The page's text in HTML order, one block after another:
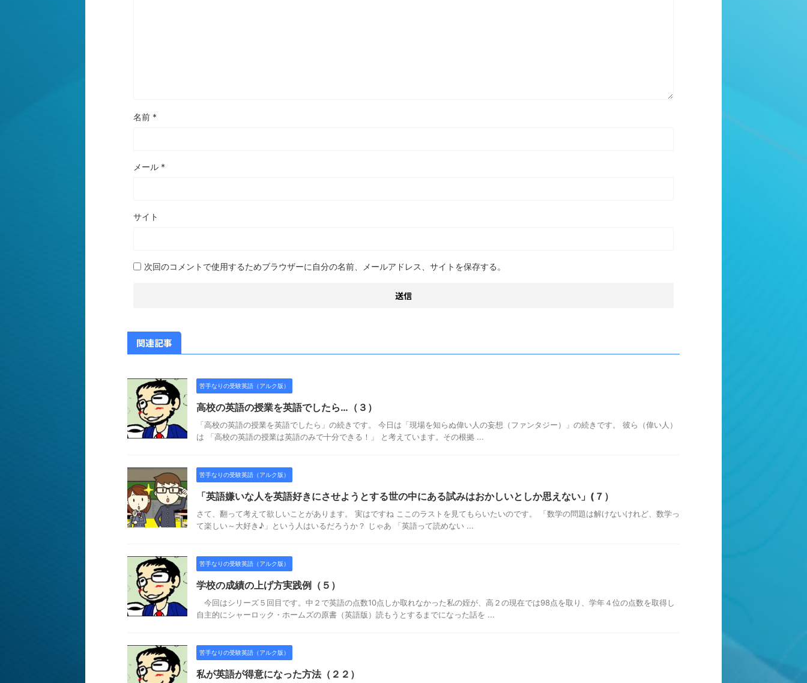
名前 *
メール *
サイト
次回のコメントで使用するためブラウザーに自分の名前、メールアドレス、サイトを保存する。
関連記事
苦手なりの受験英語（アルク版）
高校の英語の授業を英語でしたら…（３）
「高校の英語の授業を英語でしたら」の続きです。 今日は「現場を知らぬ偉い人の妄想（ファンタジー）」の続きです。 彼ら（偉い人）
は 「高校の英語の授業は英語のみで十分できる！」 と考えています。その根拠 ...
苦手なりの受験英語（アルク版）
「英語嫌いな人を英語好きにさせようとする世の中にある試みはおかしいとしか思えない」(７）
さて、翻って考えて欲しいことがあります。 実はですね ここのラストを見てもらいたいのです。 「数学の問題は解けないけれど、数学っ
て楽しい～大好き♪」という人はいるだろうか？ じゃあ 「英語って読めない ...
苦手なりの受験英語（アルク版）
学校の成績の上げ方実践例（５）
今回はシリーズ５回目です。中２で英語の点数10点しか取れなかった私の姪が、高２の現在では98点を取り、学年４位の点数を取得し
自主的にシャーロック・ホームズの原書（英語版）読もうとするまでになった話を ...
苦手なりの受験英語（アルク版）
私が英語が得意になった方法（２２）